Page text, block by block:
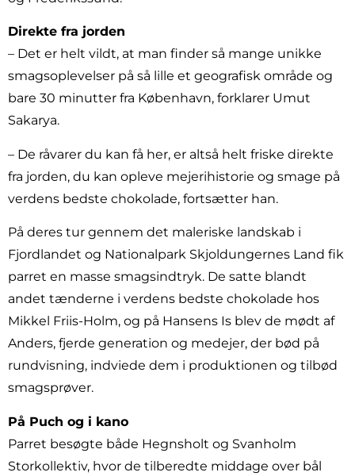
Direkte fra jorden
– Det er helt vildt, at man finder så mange unikke
smagsoplevelser på så lille et geografisk område og
bare 30 minutter fra København, forklarer Umut
Sakarya.
– De råvarer du kan få her, er altså helt friske direkte
fra jorden, du kan opleve mejerihistorie og smage på
verdens bedste chokolade, fortsætter han.
På deres tur gennem det maleriske landskab i
Fjordlandet og Nationalpark Skjoldungernes Land fik
parret en masse smagsindtryk. De satte blandt
andet tænderne i verdens bedste chokolade hos
Mikkel Friis-Holm, og på Hansens Is blev de mødt af
Anders, fjerde generation og medejer, der bød på
rundvisning, indviede dem i produktionen og tilbød
smagsprøver.
På Puch og i kano
Parret besøgte både Hegnsholt og Svanholm
Storkollektiv, hvor de tilberedte middage over bål